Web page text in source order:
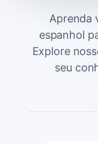
Aprenda
espanhol
Explore
seu